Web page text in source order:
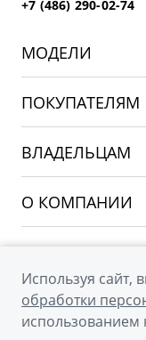
+7 (486) 290-02-74
МОДЕЛИ
EX5
PREFACE
CITYRAY
ATLAS
OKAVANGO
MONJARO
ПОКУПАТЕЛЯМ
ВЛАДЕЛЬЦАМ
О КОМПАНИИ
Новости
Наша команда
Мы в соцсетях
Используя сайт,
обработки
использованием